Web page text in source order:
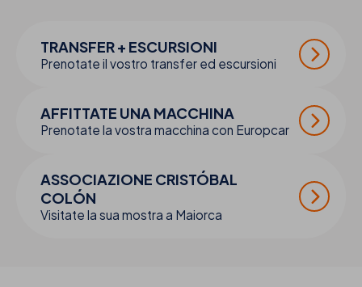
TRANSFER + ESCURSIONI
Prenotate il vostro transfer ed escursioni
AFFITTATE UNA MACCHINA
Prenotate la vostra macchina con Europcar
ASSOCIAZIONE CRISTÓBAL
COLÓN
Visitate la sua mostra a Maiorca